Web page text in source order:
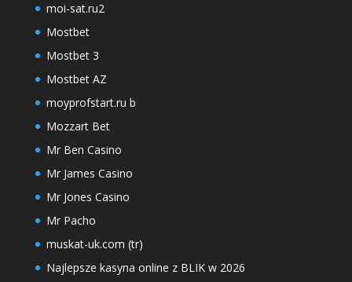
moi-sat.ru2
Mostbet
Mostbet 3
Mostbet AZ
moyprofstart.ru b
Mozzart Bet
Mr Ben Casino
Mr James Casino
Mr Jones Casino
Mr Pacho
muskat-uk.com (tr)
Najlepsze kasyna online z BLIK w 2026